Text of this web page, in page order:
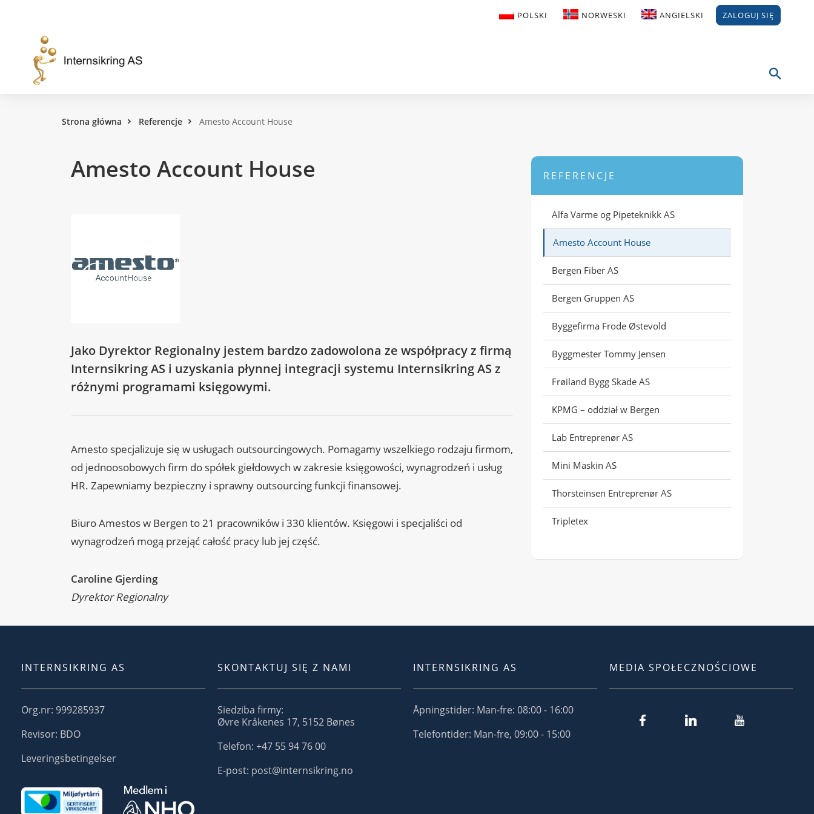
Account
House
POLSKI NORWESKI ANGIELSKI ZALOGUJ SIĘ
Strona główna Referencje Amesto Account House
Amesto Account House
Jako Dyrektor Regionalny jestem bardzo zadowolona ze współpracy z firmą
Internsikring AS i uzyskania płynnej integracji systemu Internsikring AS z
różnymi programami księgowymi.
Amesto specjalizuje się w usługach outsourcingowych. Pomagamy wszelkiego rodzaju firmom,
od jednoosobowych firm do spółek giełdowych w zakresie księgowości, wynagrodzeń i usług
HR. Zapewniamy bezpieczny i sprawny outsourcing funkcji finansowej.
Biuro Amestos w Bergen to 21 pracowników i 330 klientów. Księgowi i specjaliści od
wynagrodzeń mogą przejąć całość pracy lub jej część.
Caroline Gjerding
Dyrektor Regionalny
REFERENCJE
Alfa Varme og Pipeteknikk AS
Amesto Account House
Bergen Fiber AS
Bergen Gruppen AS
Byggefirma Frode Østevold
Byggmester Tommy Jensen
Frøiland Bygg Skade AS
KPMG – oddział w Bergen
Lab Entreprenør AS
Mini Maskin AS
Thorsteinsen Entreprenør AS
Tripletex
INTERNSIKRING AS
Org.nr: 999285937
Revisor: BDO
Leveringsbetingelser
SKONTAKTUJ SIĘ Z NAMI
Siedziba firmy:
Øvre Kråkenes 17, 5152 Bønes
Telefon: +47 55 94 76 00
E-post: post@internsikring.no
INTERNSIKRING AS
Åpningstider: Man-fre: 08:00 - 16:00
Telefontider: Man-fre, 09:00 - 15:00
MEDIA SPOŁECZNOŚCIOWE